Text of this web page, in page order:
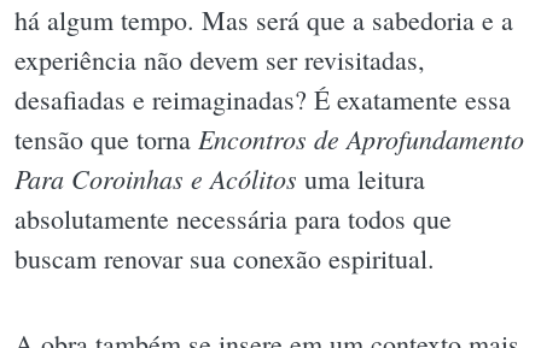
há algum tempo. Mas será que a sabedoria e a
experiência não devem ser revisitadas,
desafiadas e reimaginadas? É exatamente essa
tensão que torna Encontros de Aprofundamento
Para Coroinhas e Acólitos uma leitura
absolutamente necessária para todos que
buscam renovar sua conexão espiritual.